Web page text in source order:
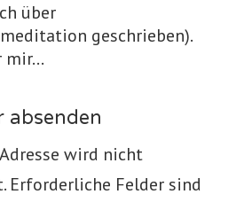
über
geschrieben).
mir…
absenden
wird nicht
Erforderliche Felder sind